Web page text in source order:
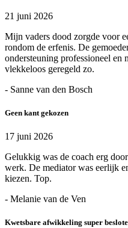
21 juni 2026
Mijn vaders dood zorgde voor
rondom de erfenis. De
ondersteuning professioneel en
vlekkeloos geregeld zo.
- Sanne van den Bosch
Geen kant gekozen
17 juni 2026
Gelukkig was de coach erg
werk. De mediator was eerlijk
kiezen. Top.
- Melanie van de Ven
Kwetsbare afwikkeling super